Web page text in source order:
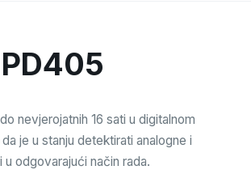
nevjerojatnih 16 sati u digitalnom
je u stanju detektirati analogne i
u odgovarajući način rada.